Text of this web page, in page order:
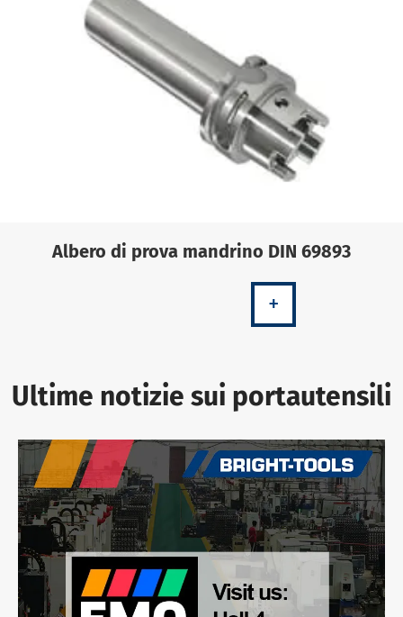
Albero di prova mandrino DIN 69893
+
Ultime notizie sui portautensili